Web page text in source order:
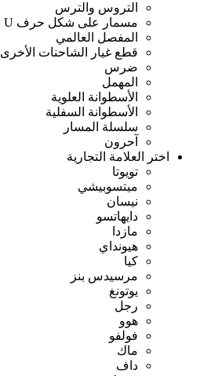
التروس والترس
مسمار على شكل حرف U ومسمار مركزي
المفصل العالمي
قطع غيار الشاحنات الأخرى
ضرس
المهمل
الأسطوانة العلوية
الأسطوانة السفلية
سلسلة المسار
آحرون
اختر العلامة التجارية
تويوتا
ميتسوبيشي
نيسان
دايهاتسو
مازدا
هيونداي
كيا
مرسيدس بنز
يوتونغ
رجل
هوو
فولفو
ماك
داف